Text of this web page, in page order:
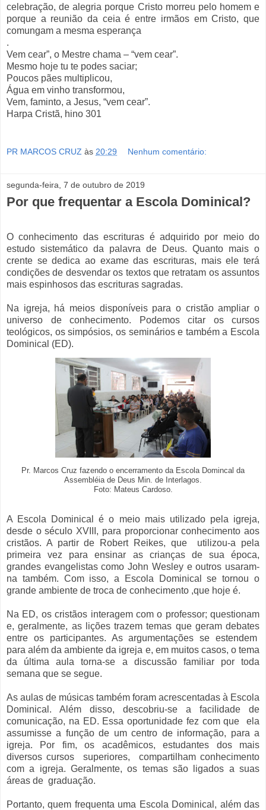
celebração, de alegria porque Cristo morreu pelo homem e
porque a reunião da ceia é entre irmãos em Cristo, que
comungam a mesma esperança
.
Vem cear”, o Mestre chama – “vem cear”.
Mesmo hoje tu te podes saciar;
Poucos pães multiplicou,
Água em vinho transformou,
Vem, faminto, a Jesus, “vem cear”.
Harpa Cristã, hino 301
PR MARCOS CRUZ às 20:29 Nenhum comentário:
segunda-feira, 7 de outubro de 2019
Por que frequentar a Escola Dominical?
O conhecimento das escrituras é adquirido por meio do
estudo sistemático da palavra de Deus. Quanto mais o
crente se dedica ao exame das escrituras, mais ele terá
condições de desvendar os textos que retratam os assuntos
mais espinhosos das escrituras sagradas.
Na igreja, há meios disponíveis para o cristão ampliar o
universo de conhecimento. Podemos citar os cursos
teológicos, os simpósios, os seminários e também a Escola
Dominical (ED).
Pr. Marcos Cruz fazendo o encerramento da Escola Domincal da
Assembléia de Deus Min. de Interlagos.
Foto: Mateus Cardoso.
A Escola Dominical é o meio mais utilizado pela igreja,
desde o século XVIII, para proporcionar conhecimento aos
cristãos. A partir de Robert Reikes, que
utilizou-a pela
primeira vez para ensinar as crianças de sua época,
grandes evangelistas como John Wesley e outros usaram-
na também. Com isso, a Escola Dominical se tornou o
grande ambiente de troca de conhecimento ,que hoje é.
Na ED, os cristãos interagem com o professor; questionam
e, geralmente, as lições trazem temas que geram debates
entre os participantes. As argumentações se estendem
para além da ambiente da igreja e, em muitos casos, o tema
da última aula torna-se a discussão familiar por toda
semana que se segue.
As aulas de músicas também foram acrescentadas à Escola
Dominical. Além disso, descobriu-se a facilidade de
comunicação, na ED. Essa oportunidade fez com que
ela
assumisse a função de um centro de informação, para a
igreja. Por fim, os acadêmicos, estudantes dos mais
diversos cursos
superiores,
compartilham conhecimento
com a igreja. Geralmente, os temas são ligados a suas
áreas de graduação.
Portanto, quem frequenta uma Escola Dominical, além das